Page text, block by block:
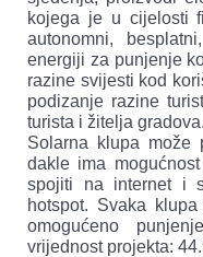
kojega je u cijelosti
autonomni,
energiji za punjenje
razine svijesti kod
podizanje razine
turista i žitelja gradova.
Solarna klupa može
dakle ima
spojiti na internet i
hotspot. Svaka
omogućeno
vrijednost projekta: